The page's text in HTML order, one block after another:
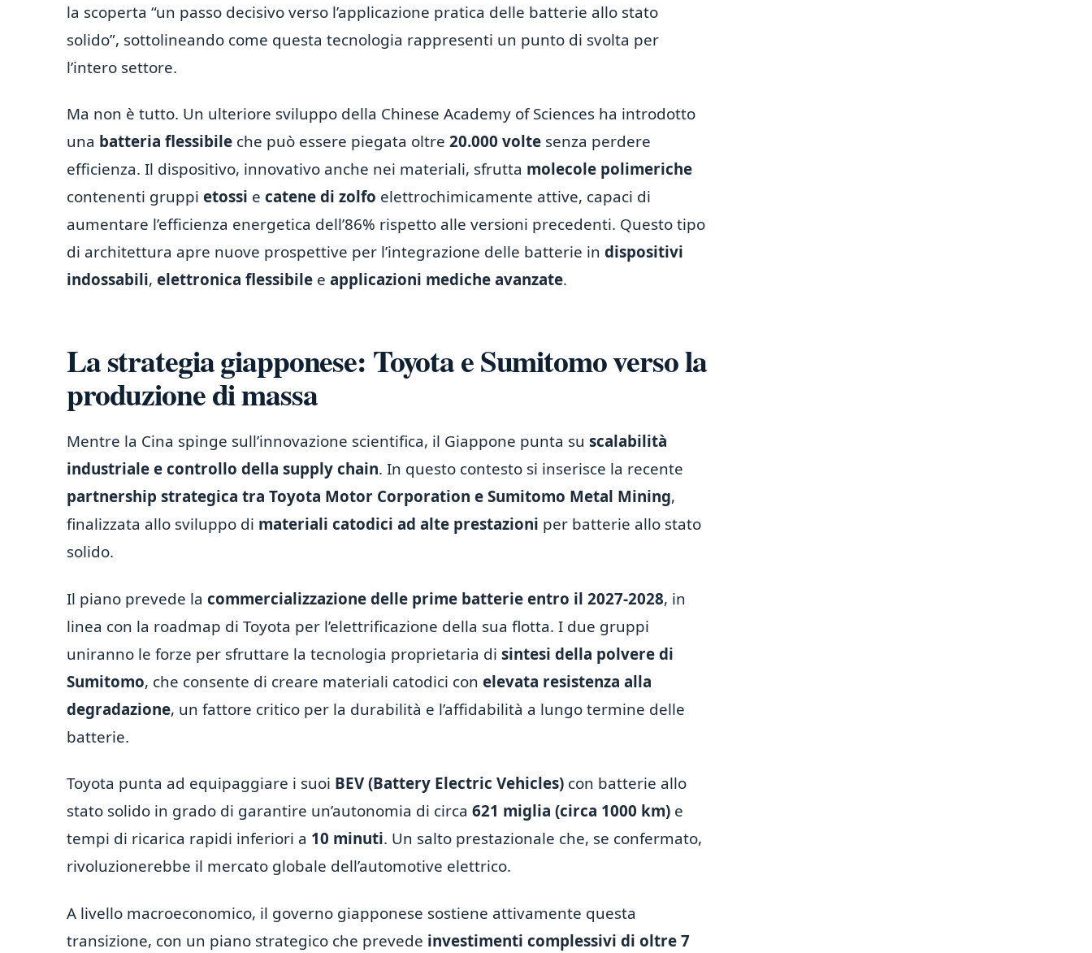
la scoperta “un passo decisivo verso l’applicazione pratica delle batterie allo stato
solido”, sottolineando come questa tecnologia rappresenti un punto di svolta per
l’intero settore.
Ma non è tutto. Un ulteriore sviluppo della Chinese Academy of Sciences ha introdotto
una batteria flessibile che può essere piegata oltre 20.000 volte senza perdere
efficienza. Il dispositivo, innovativo anche nei materiali, sfrutta molecole polimeriche
contenenti gruppi etossi e catene di zolfo elettrochimicamente attive, capaci di
aumentare l’efficienza energetica dell’86% rispetto alle versioni precedenti. Questo tipo
di architettura apre nuove prospettive per l’integrazione delle batterie in dispositivi
indossabili, elettronica flessibile e applicazioni mediche avanzate.
La strategia giapponese: Toyota e Sumitomo verso la
produzione di massa
Mentre la Cina spinge sull’innovazione scientifica, il Giappone punta su scalabilità
industriale e controllo della supply chain. In questo contesto si inserisce la recente
partnership strategica tra Toyota Motor Corporation e Sumitomo Metal Mining,
finalizzata allo sviluppo di materiali catodici ad alte prestazioni per batterie allo stato
solido.
Il piano prevede la commercializzazione delle prime batterie entro il 2027-2028, in
linea con la roadmap di Toyota per l’elettrificazione della sua flotta. I due gruppi
uniranno le forze per sfruttare la tecnologia proprietaria di sintesi della polvere di
Sumitomo, che consente di creare materiali catodici con elevata resistenza alla
degradazione, un fattore critico per la durabilità e l’affidabilità a lungo termine delle
batterie.
Toyota punta ad equipaggiare i suoi BEV (Battery Electric Vehicles) con batterie allo
stato solido in grado di garantire un’autonomia di circa 621 miglia (circa 1000 km) e
tempi di ricarica rapidi inferiori a 10 minuti. Un salto prestazionale che, se confermato,
rivoluzionerebbe il mercato globale dell’automotive elettrico.
A livello macroeconomico, il governo giapponese sostiene attivamente questa
transizione, con un piano strategico che prevede investimenti complessivi di oltre 7